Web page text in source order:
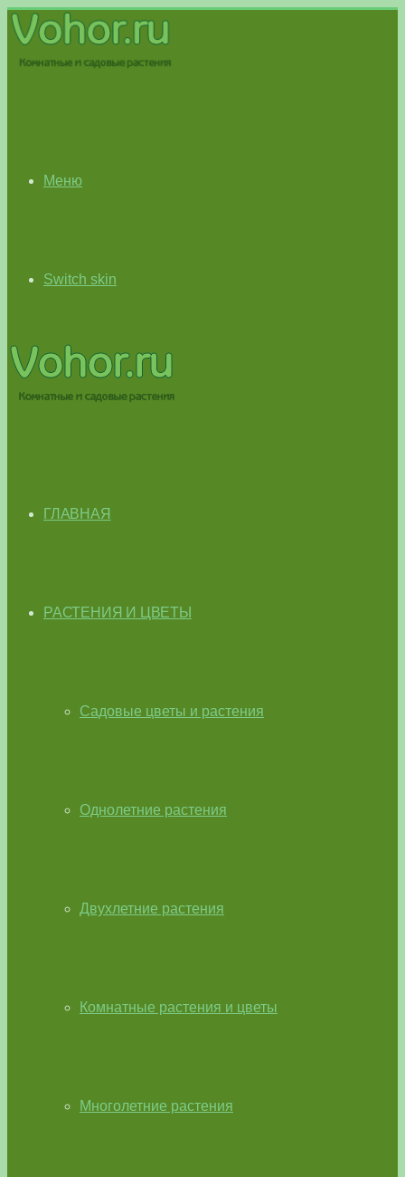
Меню
Switch skin
ГЛАВНАЯ
РАСТЕНИЯ И ЦВЕТЫ
Садовые цветы и растения
Однолетние растения
Двухлетние растения
Комнатные растения и цветы
Многолетние растения